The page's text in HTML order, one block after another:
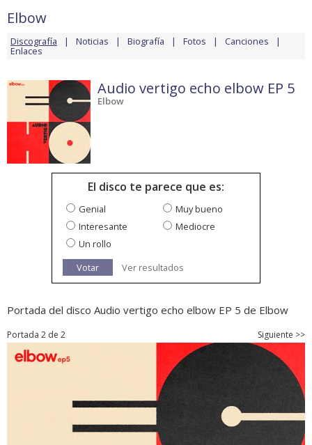
Elbow
Discografía Noticias Biografía Fotos Canciones
Enlaces
Audio vertigo echo elbow EP 5
Elbow
El disco te parece que es:
Genial
Muy bueno
Interesante
Mediocre
Un rollo
Votar
Ver resultados
Portada del disco Audio vertigo echo elbow EP 5 de Elbow
Portada 2 de 2 Siguiente >>